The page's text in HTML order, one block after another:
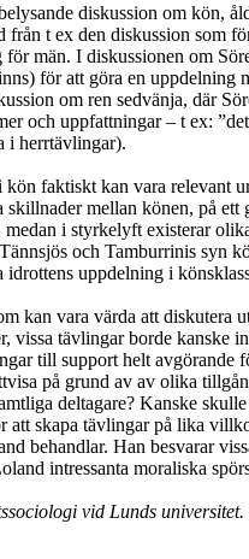
diskussion om kön,
t ex den diskussion som
män. I diskussionen om
för att göra en uppdelning
om ren sedvänja, där
och uppfattningar – t ex:
i herrtävlingar).
faktiskt kan vara relevant
mellan könen, på ett
medan i styrkelyft existerar
och Tamburrinis syn
uppdelning i
kan vara värda att diskutera
vissa tävlingar borde kanske
till support helt avgörande
på grund av av olika
deltagare? Kanske
att skapa tävlingar på lika
behandlar. Han besvarar
intressanta moraliska
vid Lunds universitet.